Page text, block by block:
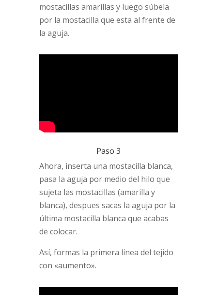
mostacillas amarillas y luego súbela
por la mostacilla que esta al frente de
la aguja.
Paso 3
Ahora, inserta una mostacilla blanca,
pasa la aguja por medio del hilo que
sujeta las mostacillas (amarilla y
blanca), despues sacas la aguja por la
última mostacilla blanca que acabas
de colocar.
Así, formas la primera línea del tejido
con «aumento».